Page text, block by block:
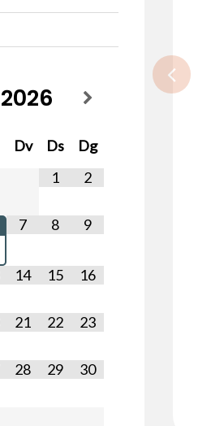
2026
Dv Ds
Dg
1
2
7 8 9
14 15 16
21 22 23
28 29 30